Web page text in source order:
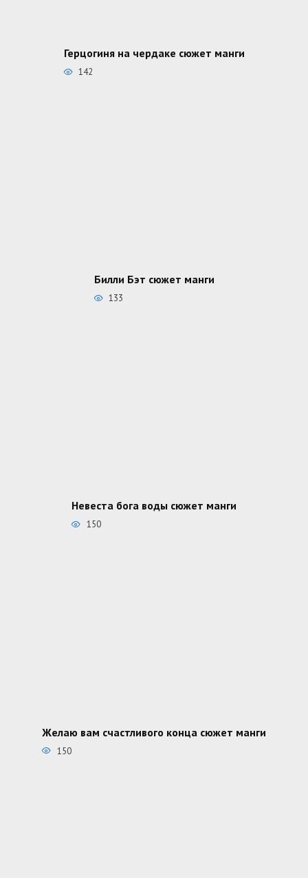
Герцогиня на чердаке сюжет манги
142
Билли Бэт сюжет манги
133
Невеста бога воды сюжет манги
150
Желаю вам счастливого конца сюжет манги
150